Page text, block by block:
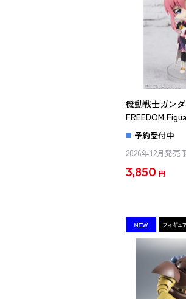
機動戦士ガンダ
FREEDOM
クライン（再販
予約受付中
2026年12月発売
3,850 円